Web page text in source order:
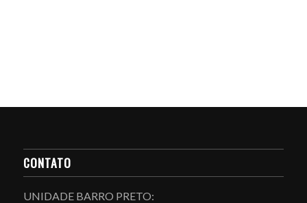
CONTATO
UNIDADE BARRO PRETO: